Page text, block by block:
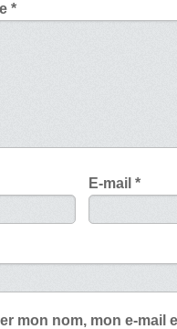
*
E-mail*
mon nom, mon e-mail